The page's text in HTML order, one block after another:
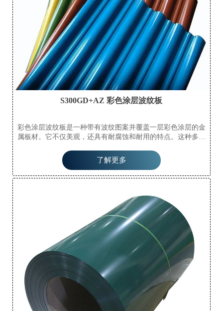
S300GD+AZ 彩色涂层波纹板
彩色涂层波纹板是一种带有波纹图案并覆盖一层彩色涂层的金
属板材。它不仅美观，还具有耐腐蚀和耐用的特点。这种多功
于屋顶、墙板和隔断。其彩色涂层还提供额外保护，延长使用
寿命。
了解更多